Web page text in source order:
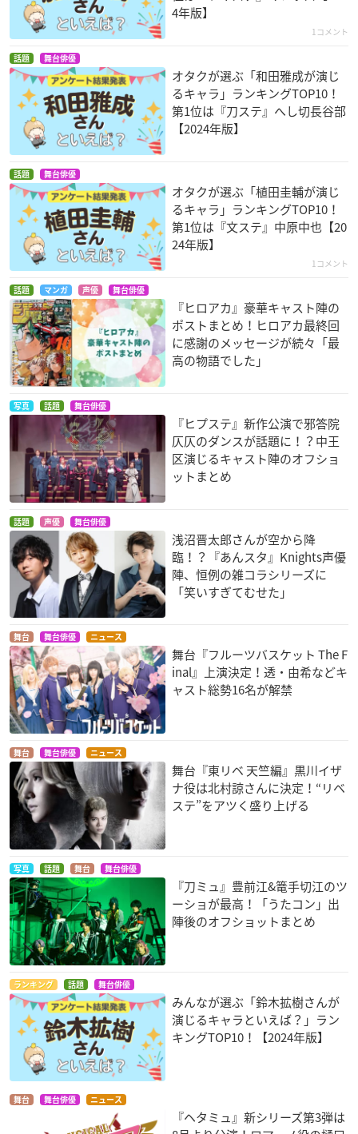
4年版】
1コメント
話題 舞台俳優
オタクが選ぶ「和田雅成が演じ
るキャラ」ランキングTOP10！
第1位は『刀ステ』へし切長谷部
【2024年版】
話題 舞台俳優
オタクが選ぶ「植田圭輔が演じ
るキャラ」ランキングTOP10！
第1位は『文ステ』中原中也【20
24年版】
1コメント
話題 マンガ 声優 舞台俳優
『ヒロアカ』豪華キャスト陣の
ポストまとめ！ヒロアカ最終回
に感謝のメッセージが続々「最
高の物語でした」
写真 話題 舞台俳優
『ヒプステ』新作公演で邪答院
仄仄のダンスが話題に！？中王
区演じるキャスト陣のオフショ
ットまとめ
話題 声優 舞台俳優
浅沼晋太郎さんが空から降
臨！？『あんスタ』Knights声優
陣、恒例の雑コラシリーズに
「笑いすぎてむせた」
舞台 舞台俳優 ニュース
舞台『フルーツバスケット The F
inal』上演決定！透・由希などキ
ャスト総勢16名が解禁
舞台 舞台俳優 ニュース
舞台『東リベ 天竺編』黒川イザ
ナ役は北村諒さんに決定！“リベ
ステ”をアツく盛り上げる
写真 話題 舞台 舞台俳優
『刀ミュ』豊前江&篭手切江のツ
ーショが最高！「うたコン」出
陣後のオフショットまとめ
ランキング 話題 舞台俳優
みんなが選ぶ「鈴木拡樹さんが
演じるキャラといえば？」ラン
キングTOP10！【2024年版】
舞台 舞台俳優 ニュース
『ヘタミュ』新シリーズ第3弾は